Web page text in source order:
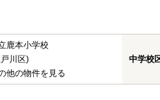
鹿本小学校
川区)
他の物件を見る
中学校